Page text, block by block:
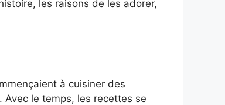
les raisons de les adorer,
à cuisiner des
le temps, les recettes se